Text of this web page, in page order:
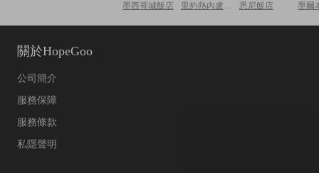
墨西哥城飯店
里約熱內盧飯店 悉尼飯店 墨爾
關於HopeGoo
公司簡介
服務保障
服務條款
私隱聲明